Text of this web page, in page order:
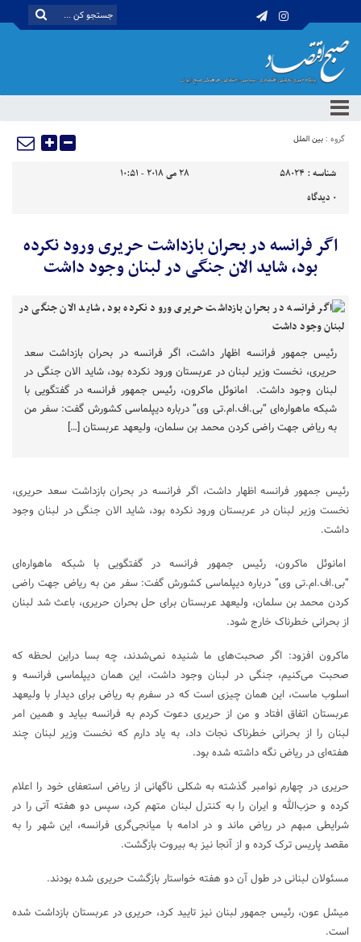
گروه : بین الملل
شناسه : 58024
28 می 2018 - 10:51
0 دیدگاه
اگر فرانسه در بحران بازداشت حریری ورود نکرده
بود، شاید الان جنگی در لبنان وجود داشت
رئیس جمهور فرانسه اظهار داشت، اگر فرانسه در بحران بازداشت سعد
حریری، نخست وزیر لبنان در عربستان ورود نکرده بود، شاید الان جنگی در
لبنان وجود داشت. امانوئل ماکرون، رئیس جمهور فرانسه در گفتگویی با
شبکه ماهواره‌ای “بی.اف.ام.تی وی” درباره دیپلماسی کشورش گفت: سفر من
به ریاض جهت راضی کردن محمد بن سلمان، ولیعهد عربستان […]
رئیس جمهور فرانسه اظهار داشت، اگر فرانسه در بحران بازداشت سعد حریری،
نخست وزیر لبنان در عربستان ورود نکرده بود، شاید الان جنگی در لبنان وجود
داشت.
امانوئل ماکرون، رئیس جمهور فرانسه در گفتگویی با شبکه ماهواره‌ای
“بی.اف.ام.تی وی” درباره دیپلماسی کشورش گفت: سفر من به ریاض جهت راضی
کردن محمد بن سلمان، ولیعهد عربستان برای حل بحران حریری، باعث شد لبنان
از بحرانی خطرناک خارج شود.
ماکرون افزود: اگر صحبت‌های ما شنیده نمی‌شدند، چه بسا دراین لحظه که
صحبت می‌کنیم، جنگی در لبنان وجود داشت، این همان دیپلماسی فرانسه و
اسلوب ماست، این همان چیزی است که در سفرم به ریاض برای دیدار با ولیعهد
عربستان اتفاق افتاد و من از حریری دعوت کردم به فرانسه بیاید و همین امر
لبنان را از بحرانی خطرناک نجات داد، به یاد دارم که نخست وزیر لبنان چند
هفته‌ای در ریاض نگه داشته شده بود.
حریری در چهارم نوامبر گذشته به شکلی ناگهانی از ریاض استعفای خود را اعلام
کرده و حزب‌الله و ایران را به کنترل لبنان متهم کرد، سپس دو هفته آتی را در
شرایطی مبهم در ریاض ماند و در ادامه با میانجی‌گری فرانسه، این شهر را به
مقصد پاریس ترک کرده و از آنجا نیز به بیروت بازگشت.
مسئولان لبنانی در طول آن دو هفته خواستار بازگشت حریری شده بودند.
میشل عون، رئیس جمهور لبنان نیز تایید کرد، حریری در عربستان بازداشت شده
است.